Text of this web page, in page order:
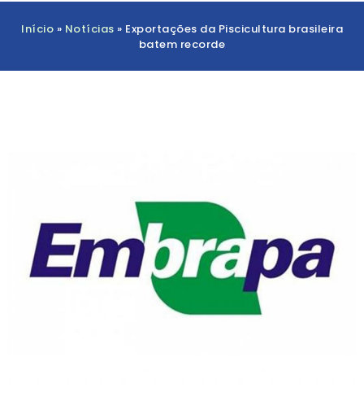
Início » Notícias » Exportações da Piscicultura brasileira
batem recorde